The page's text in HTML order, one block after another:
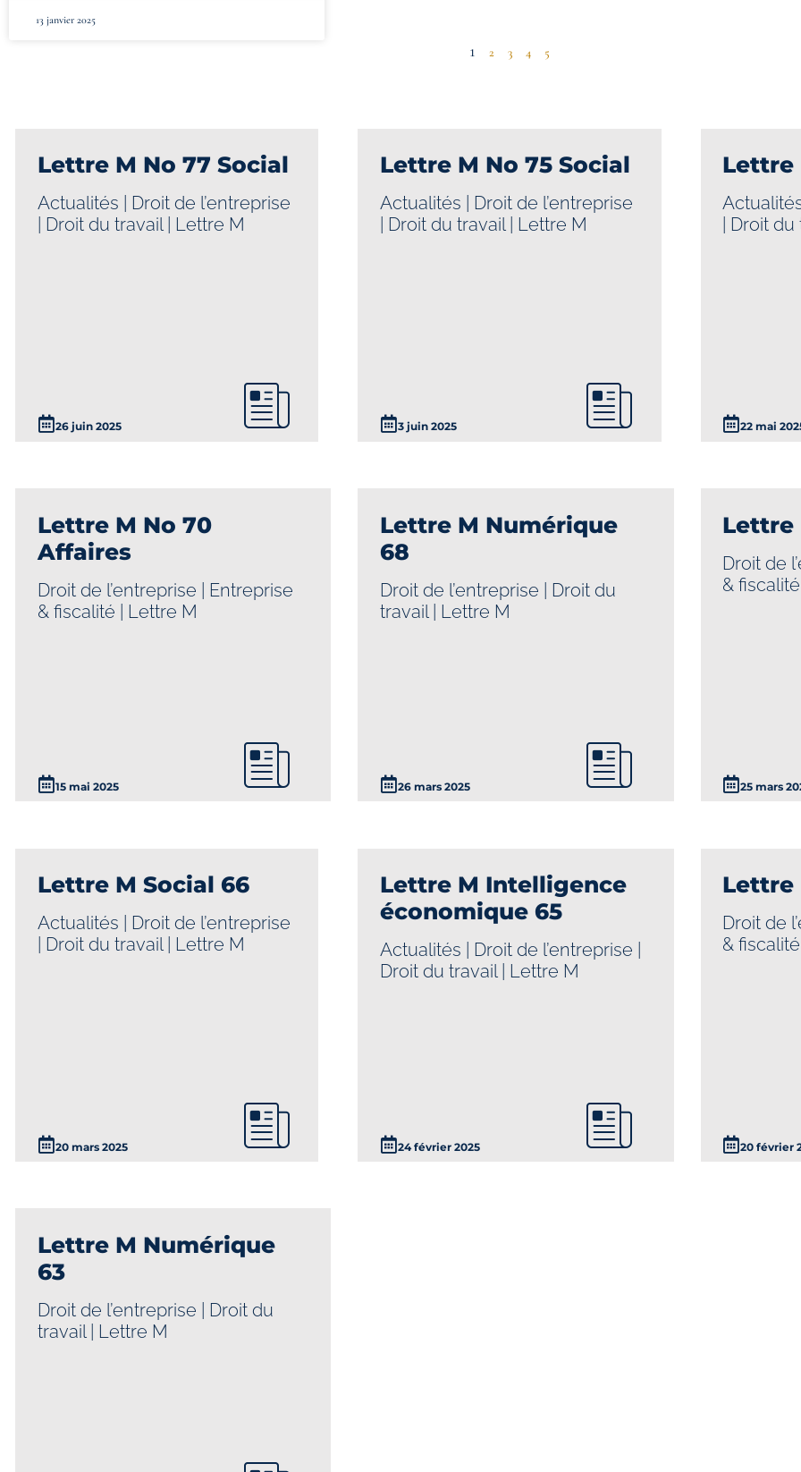
13 janvier 2025
1 2 3 4 5
Lettre M No 77 Social
Actualités
Droit de l’entreprise
Droit du travail| Lettre M
26 juin 2025
Lettre M No 75 Social
Actualités
Droit de l’entreprise
Droit du travail| Lettre M
3 juin 2025
Lettre
Droit du
22 mai
Lettre M No 70
Affaires
Droit de l’entreprise
Entreprise
& fiscalité
Lettre M
15 mai 2025
Lettre M Numérique
68
Droit de l’entreprise
Droit du
travail| Lettre M
26 mars 2025
Lettre
Droit de
& fiscalité
25 mars
Lettre M Social 66
Actualités
Droit de l’entreprise
Droit du travail| Lettre M
20 mars 2025
Lettre M Intelligence
économique 65
Actualités Droit de l’entreprise
Droit du travail| Lettre M
24 février 2025
Lettre
Droit de
& fiscalité
20 février
Lettre M Numérique
63
Droit de l’entreprise
Droit du
travail| Lettre M